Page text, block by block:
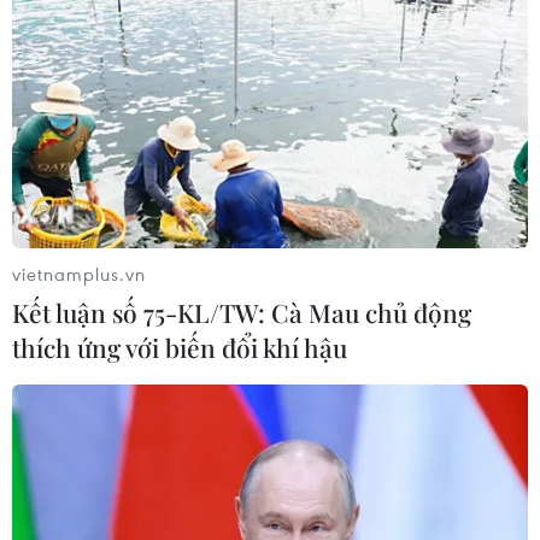
hành lang an toàn giao thông Quốc
lộ 22B
07/08/2026 04:31
Hãng hàng không Air Premia của
Hàn Quốc nối lại đường bay
Incheon-TP Hồ Chí Minh
07/08/2026 04:28
Khẩn trương phân luồng giao thông
sau vụ sạt lở trên tuyến ĐT161 ở Lào
07/08/2026 02:37
Nhanh chóng hoàn thiện dự
vietnamplus.vn
Kết luận số 75-KL/TW: Cà Mau chủ động
thích ứng với biến đổi khí hậu